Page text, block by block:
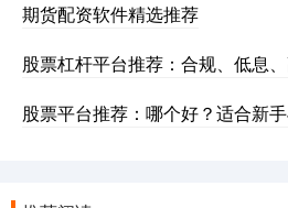
期货配资软件精选推荐
股票杠杆平台推荐：合规、低息
股票平台推荐：哪个好？适合新